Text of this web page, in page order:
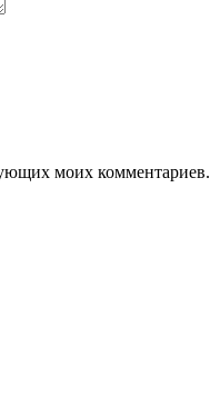
моих комментариев.